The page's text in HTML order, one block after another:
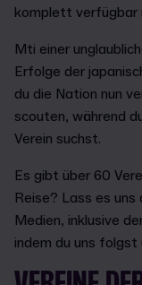
komplett verfügbar
Mti einer
Erfolge der
du die Nation nun
scouten, während
Verein suchst.
Es gibt über 60
Reise? Lass es uns
Medien, inklusive
indem du uns folgst